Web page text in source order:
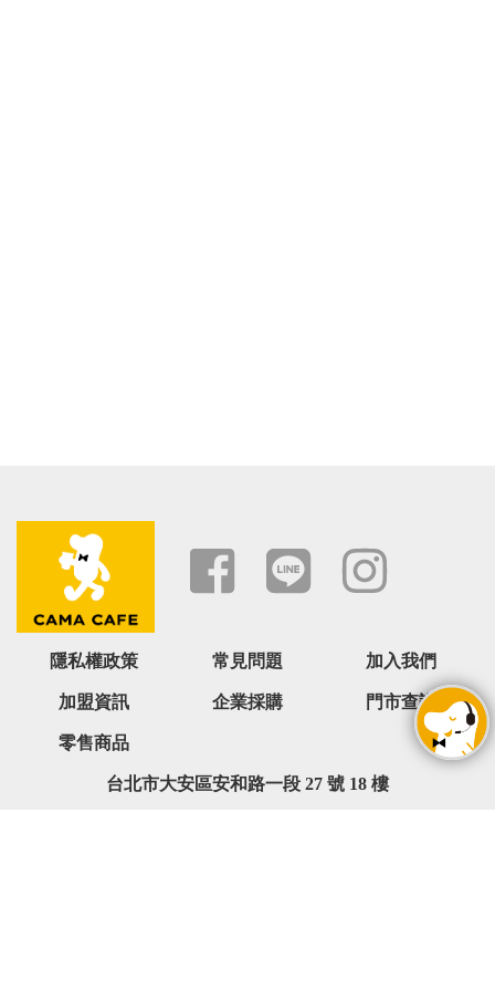
台北市大安區安和路一段 27 號 18 樓
隱私權政策 常見問題 加入我們
加盟資訊 企業採購 門市查詢
零售商品